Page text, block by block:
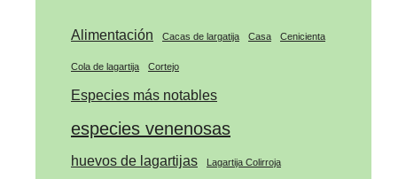
Alimentación Cacas de largatija Casa Cenicienta
Cola de lagartija Cortejo
Especies más notables
especies venenosas
huevos de lagartijas Lagartija Colirroja